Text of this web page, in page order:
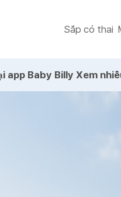
Sắp có thai
app Baby Billy Xem